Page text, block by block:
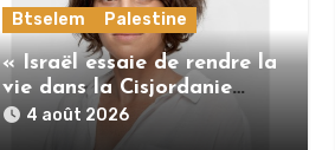
Btselem Palestine
« Israël essaie de rendre la
vie dans la Cisjordanie
insoutenable pour les
Palestiniens. »
4 août 2026